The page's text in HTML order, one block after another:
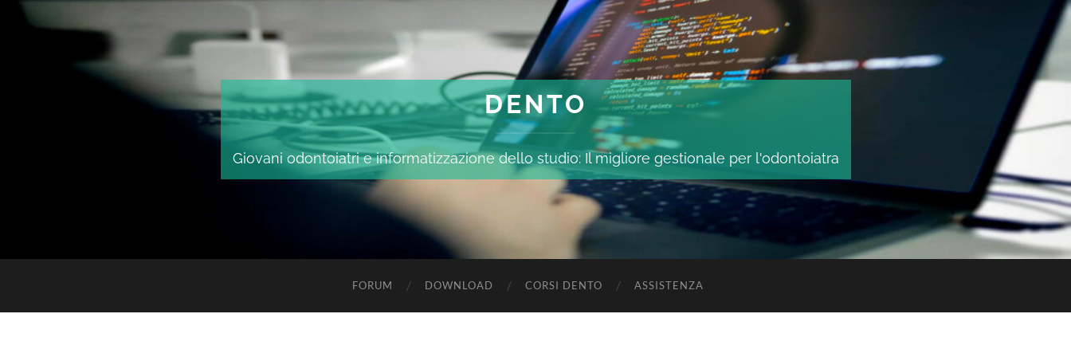
DENTO
Giovani odontoiatri e informatizzazione dello studio: Il migliore gestionale per l'odontoiatra
FORUM DOWNLOAD CORSI DENTO ASSISTENZA